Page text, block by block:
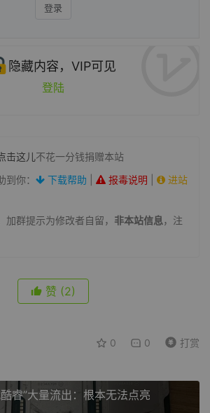
登录
隐藏内容，VIP可见
登陆
击这儿不花一分钱捐赠本站
你：
下载帮助 报毒说明
进站
群提示为修改者自留， 非本站信息，注
赞 (2)
0 0 打赏
睿”大量流出：根本无法点亮